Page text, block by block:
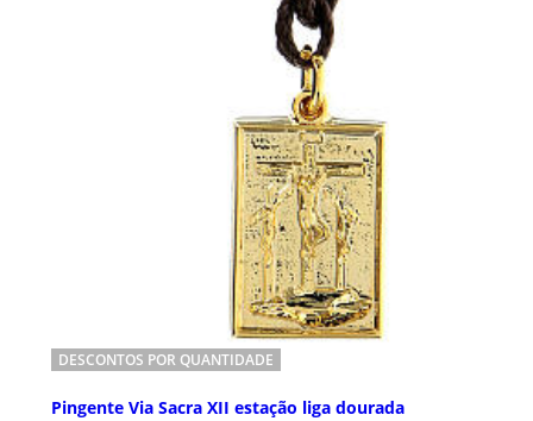
DESCONTOS POR QUANTIDADE
Pingente Via Sacra XII estação liga dourada